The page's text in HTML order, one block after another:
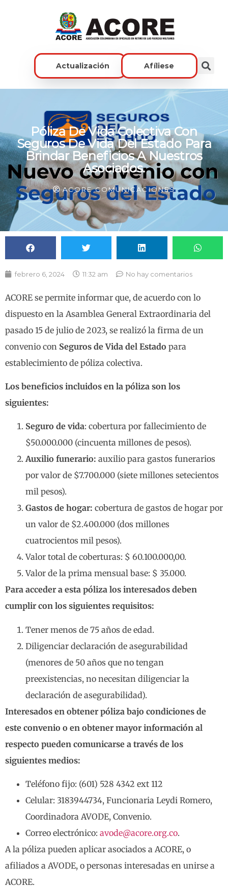
Actualización Afíliese
Póliza De Vida Colectiva Con
Seguros De Vida Del Estado Para
Brindar Beneficios A Nuestros
Asociados.
ACORE COMUNICACIONES
febrero 6, 2024 11:32 am No hay comentarios
ACORE se permite informar que, de acuerdo con lo
dispuesto en la Asamblea General Extraordinaria del
pasado 15 de julio de 2023, se realizó la firma de un
convenio con Seguros de Vida del Estado para
establecimiento de póliza colectiva.
Los beneficios incluidos en la póliza son los
siguientes:
Seguro de vida: cobertura por fallecimiento de
$50.000.000 (cincuenta millones de pesos).
Auxilio funerario: auxilio para gastos funerarios
por valor de $7.700.000 (siete millones setecientos
mil pesos).
Gastos de hogar: cobertura de gastos de hogar por
un valor de $2.400.000 (dos millones
cuatrocientos mil pesos).
Valor total de coberturas: $ 60.100.000,00.
Valor de la prima mensual base: $ 35.000.
Para acceder a esta póliza los interesados deben
cumplir con los siguientes requisitos:
Tener menos de 75 años de edad.
Diligenciar declaración de asegurabilidad
(menores de 50 años que no tengan
preexistencias, no necesitan diligenciar la
declaración de asegurabilidad).
Interesados en obtener póliza bajo condiciones de
este convenio o en obtener mayor información al
respecto pueden comunicarse a través de los
siguientes medios:
Teléfono fijo: (601) 528 4342 ext 112
Celular: 3183944734, Funcionaria Leydi Romero,
Coordinadora AVODE, Convenio.
Correo electrónico: avode@acore.org.co.
A la póliza pueden aplicar asociados a ACORE, o
afiliados a AVODE, o personas interesadas en unirse a
ACORE.